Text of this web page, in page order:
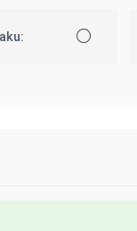
⚪